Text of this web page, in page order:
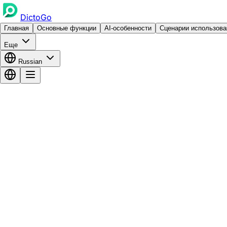
DictoGo
Главная Основные функции AI-особенности Сценарии
Еще
Russian